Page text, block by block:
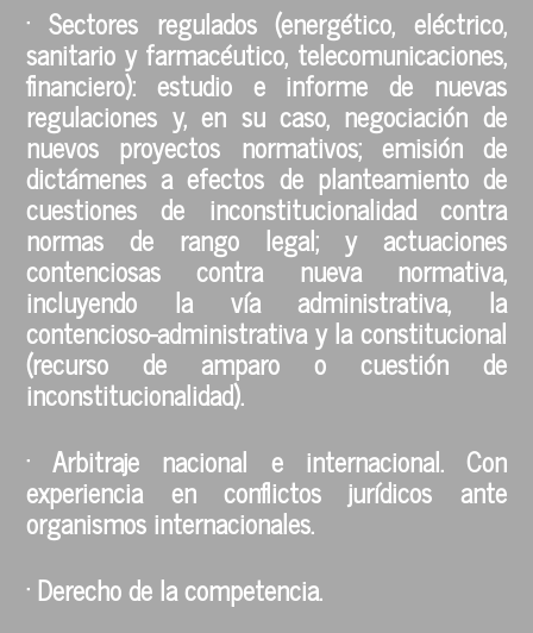
· Sectores regulados (energético, eléctrico,
sanitario y farmacéutico, telecomunicaciones,
financiero): estudio e informe de nuevas
regulaciones y, en su caso, negociación de
nuevos proyectos normativos; emisión de
dictámenes a efectos de planteamiento de
cuestiones de inconstitucionalidad contra
normas de rango legal; y actuaciones
contenciosas contra nueva normativa,
incluyendo la vía administrativa, la
contencioso-administrativa y la constitucional
(recurso de amparo o cuestión de
inconstitucionalidad).
· Arbitraje nacional e internacional. Con
experiencia en conflictos jurídicos ante
organismos internacionales.
· Derecho de la competencia.